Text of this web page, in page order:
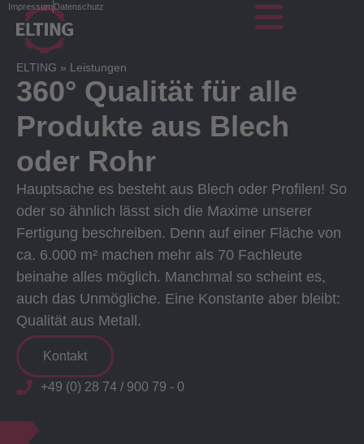
ImpressumDatenschutz
ELTING » Leistungen
360° Qualität für alle
Produkte aus Blech
oder Rohr
Hauptsache es besteht aus Blech oder Profilen! So
oder so ähnlich lässt sich die Maxime unserer
Fertigung beschreiben. Denn auf einer Fläche von
ca. 6.000 m² machen mehr als 70 Fachleute
beinahe alles möglich. Manchmal so scheint es,
auch das Unmögliche. Eine Konstante aber bleibt:
Qualität aus Metall.
Kontakt
+49 (0) 28 74 / 900 79 - 0